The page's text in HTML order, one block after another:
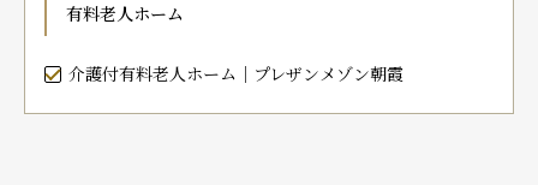
有料老人ホームとは
認知症のおはなし
小規模多機能型居宅介護とは
お問い合わせフォーム
有料老人ホーム
介護付有料老人ホーム｜プレザンメゾン朝霞